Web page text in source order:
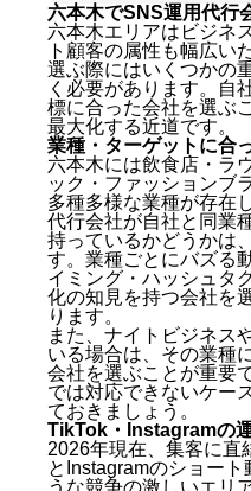
六本木でSNS運用代行
六本木エリアはビジネ
ト顧客の属性も幅広い
選ぶ際にはいくつかの
く必要があります。自
標に合った会社を選ぶ
最大化する近道です。
業種・ターゲットに合
六本木には飲食店・ラ
ック・ファッションブ
多種多様な業種が存在
代行会社が自社と同業
持っているかどうかは
す。業種ごとにバズる
イミング・ハッシュタ
化の知見を持つ会社を
ります。
また、ナイトビジネス
いる場合は、その業種
会社を選ぶことが重要
では対応できないケー
ておきましょう。
TikTok・Instagramの
2026年現在、集客に直
とInstagramのショー
うな競争の激しいエリ